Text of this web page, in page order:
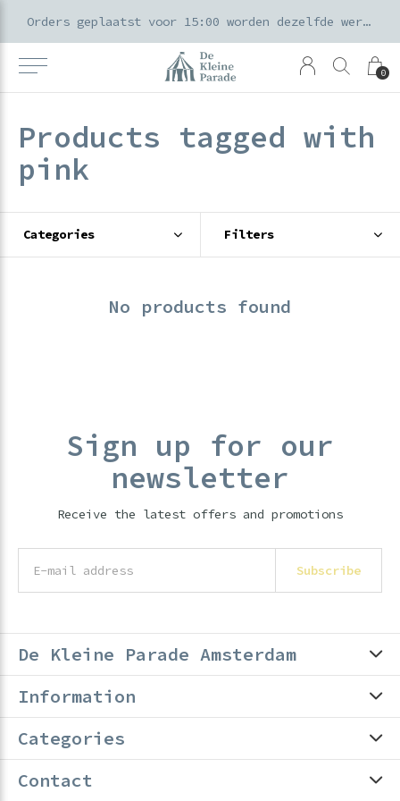
0
Orders geplaatst voor 15:00 worden dezelfde werkdag verzonden
Products tagged with
pink
Categories Filters
No products found
Sign up for our
newsletter
Receive the latest offers and promotions
Subscribe
De Kleine Parade Amsterdam
Information
Categories
Contact